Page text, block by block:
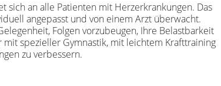
sich an alle Patienten mit Herzerkrankungen. Das
angepasst und von einem Arzt überwacht.
Folgen vorzubeugen, Ihre Belastbarkeit
mit spezieller Gymnastik, mit leichtem Krafttraining
zu verbessern.